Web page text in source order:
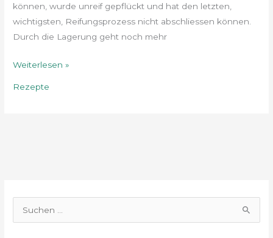
können, wurde unreif gepflückt und hat den letzten,
wichtigsten, Reifungsprozess nicht abschliessen können.
Durch die Lagerung geht noch mehr
Weiterlesen »
Rezepte